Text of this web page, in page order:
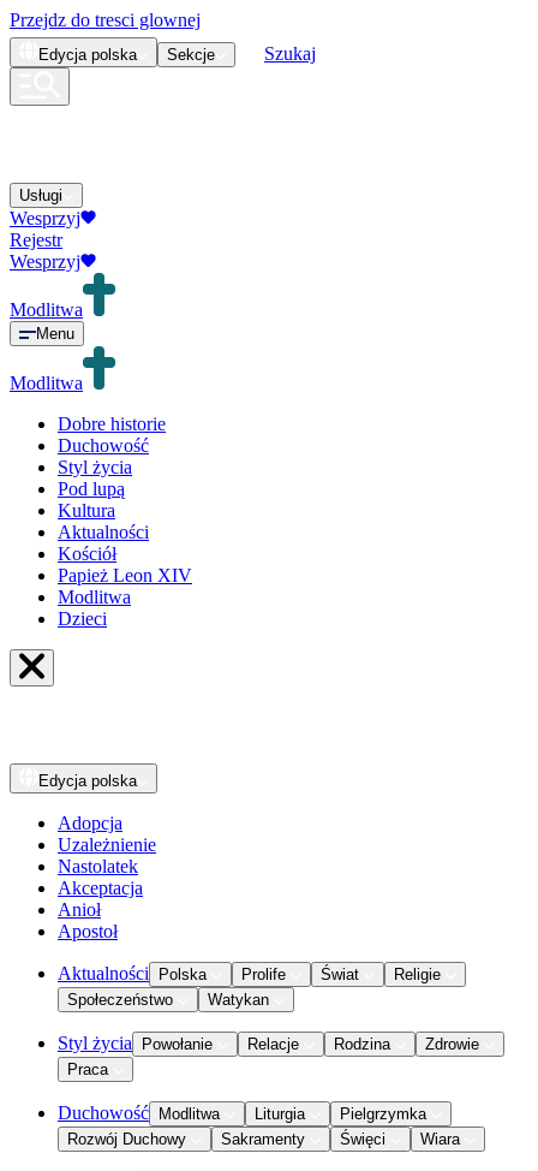
Przejdz do tresci glownej
Edycja polska Sekcje Szukaj
Usługi
Wesprzyj
Rejestr
Wesprzyj
Modlitwa
Menu
Modlitwa
Dobre historie
Duchowość
Styl życia
Pod lupą
Kultura
Aktualności
Kościół
Papież Leon XIV
Modlitwa
Dzieci
Edycja polska
Adopcja
Uzależnienie
Nastolatek
Akceptacja
Anioł
Apostoł
Aktualności Polska Prolife Świat
Religie
Społeczeństwo
Watykan
Styl życia Powołanie Relacje Rodzina
Zdrowie
Praca
Duchowość Modlitwa Liturgia
Pielgrzymka
Rozwój Duchowy
Sakramenty Święci Wiara